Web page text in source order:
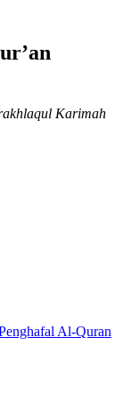
Karimah